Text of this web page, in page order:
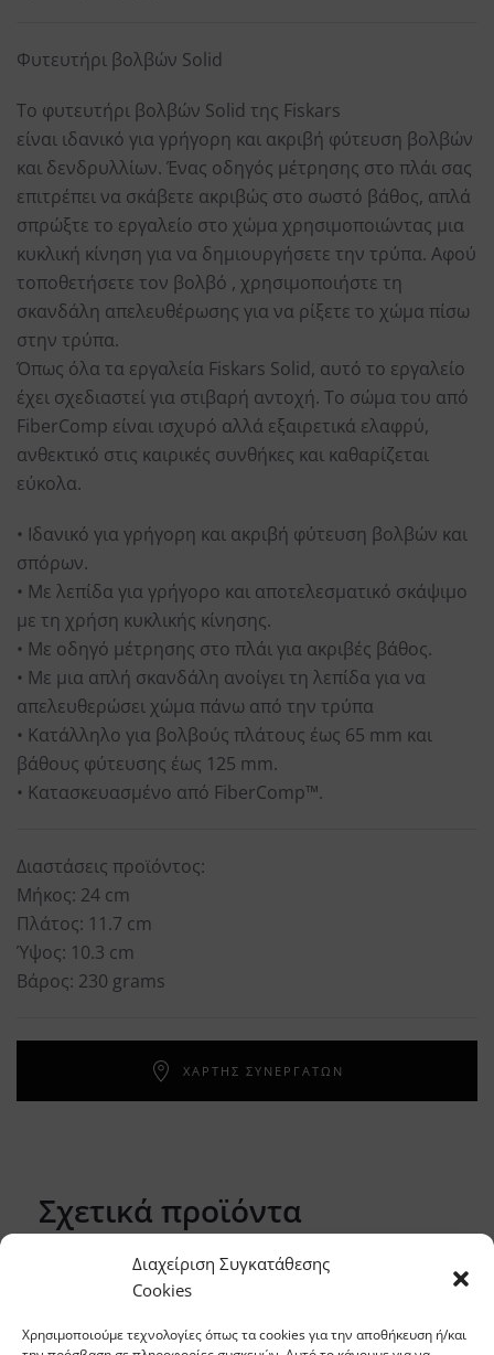
Διαχείριση Συγκατάθεσης
Cookies
Χρησιμοποιούμε τεχνολογίες όπως τα cookies για την αποθήκευση ή/και
Φυτευτήρι βολβών Solid
Το φυτευτήρι βολβών Solid της Fiskars
είναι ιδανικό για γρήγορη και ακριβή φύτευση βολβών
και δενδρυλλίων. Ένας οδηγός μέτρησης στο πλάι σας
επιτρέπει να σκάβετε ακριβώς στο σωστό βάθος, απλά
σπρώξτε το εργαλείο στο χώμα χρησιμοποιώντας μια
κυκλική κίνηση για να δημιουργήσετε την τρύπα. Αφού
τοποθετήσετε τον βολβό , χρησιμοποιήστε τη
σκανδάλη απελευθέρωσης για να ρίξετε το χώμα πίσω
στην τρύπα.
Όπως όλα τα εργαλεία Fiskars Solid, αυτό το εργαλείο
έχει σχεδιαστεί για στιβαρή αντοχή. Το σώμα του από
FiberComp είναι ισχυρό αλλά εξαιρετικά ελαφρύ,
ανθεκτικό στις καιρικές συνθήκες και καθαρίζεται
εύκολα.
• Ιδανικό για γρήγορη και ακριβή φύτευση βολβών και
σπόρων.
• Με λεπίδα για γρήγορο και αποτελεσματικό σκάψιμο
με τη χρήση κυκλικής κίνησης.
• Με οδηγό μέτρησης στο πλάι για ακριβές βάθος.
• Με μια απλή σκανδάλη ανοίγει τη λεπίδα για να
απελευθερώσει χώμα πάνω από την τρύπα
• Κατάλληλο για βολβούς πλάτους έως 65 mm και
βάθους φύτευσης έως 125 mm.
• Κατασκευασμένο από FiberComp™.
Διαστάσεις προϊόντος:
Μήκος: 24 cm
Πλάτος: 11.7 cm
Ύψος: 10.3 cm
Βάρος: 230 grams
ΧΑΡΤΗΣ ΣΥΝΕΡΓΑΤΩΝ
Σχετικά προϊόντα